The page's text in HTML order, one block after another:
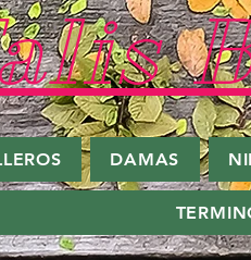
DAMAS